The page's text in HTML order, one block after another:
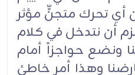
أي تحرك متجنٍّ مؤثر
أن نتدخل في كلام
ونضع حواجزاً أمام
وهذا أمر خاطئ